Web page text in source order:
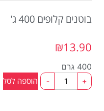
בוטנים קלופים 400 ג'
₪13.90
400 גרם
-
+ הוספה לסל